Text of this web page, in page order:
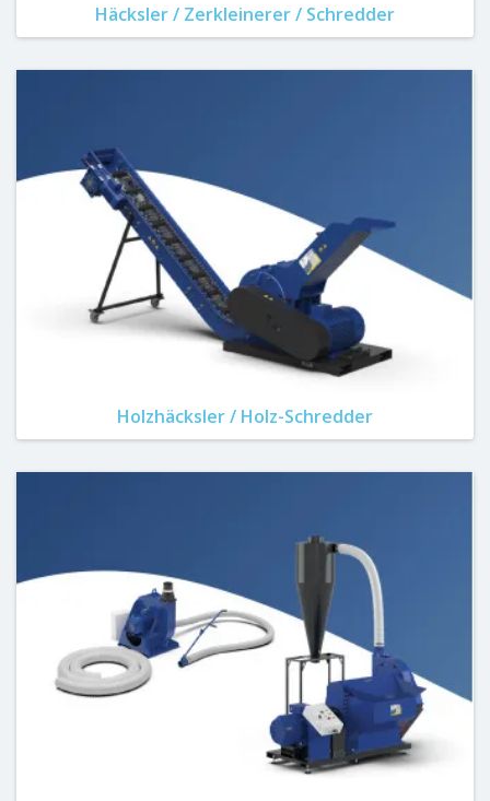
Häcksler / Zerkleinerer / Schredder
Holzhäcksler / Holz-Schredder